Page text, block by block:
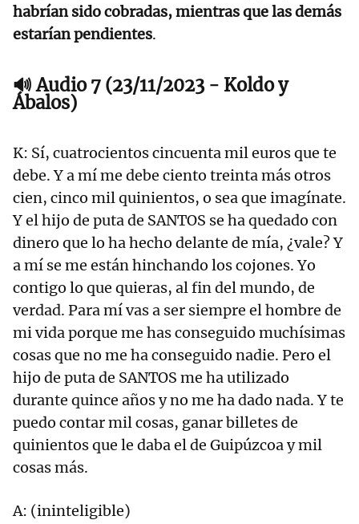
habrían sido cobradas, mientras que las demás
estarían pendientes.
🔊 Audio 7 (23/11/2023 - Koldo y
Ábalos)
K: Sí, cuatrocientos cincuenta mil euros que te
debe. Y a mí me debe ciento treinta más otros
cien, cinco mil quinientos, o sea que imagínate.
Y el hijo de puta de SANTOS se ha quedado con
dinero que lo ha hecho delante de mía, ¿vale? Y
a mí se me están hinchando los cojones. Yo
contigo lo que quieras, al fin del mundo, de
verdad. Para mí vas a ser siempre el hombre de
mi vida porque me has conseguido muchísimas
cosas que no me ha conseguido nadie. Pero el
hijo de puta de SANTOS me ha utilizado
durante quince años y no me ha dado nada. Y te
puedo contar mil cosas, ganar billetes de
quinientos que le daba el de Guipúzcoa y mil
cosas más.
A: (ininteligible)